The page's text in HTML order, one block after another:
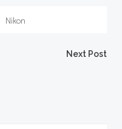
Nikon
Next Post